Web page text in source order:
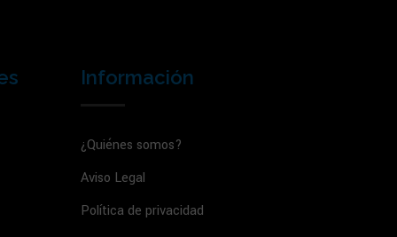
Información
¿Quiénes somos?
Aviso Legal
Política de privacidad